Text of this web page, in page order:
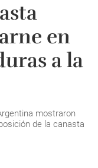
en
a la
mostraron
de la canasta